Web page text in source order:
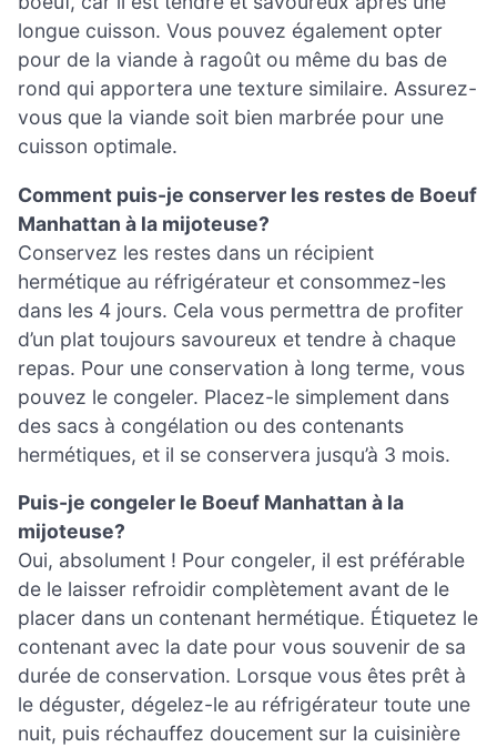
longue cuisson. Vous pouvez également opter
pour de la viande à ragoût ou même du bas de
rond qui apportera une texture similaire. Assurez-
vous que la viande soit bien marbrée pour une
cuisson optimale.
Comment puis-je conserver les restes de Boeuf
Manhattan à la mijoteuse?
Conservez les restes dans un récipient
hermétique au réfrigérateur et consommez-les
dans les 4 jours. Cela vous permettra de profiter
d’un plat toujours savoureux et tendre à chaque
repas. Pour une conservation à long terme, vous
pouvez le congeler. Placez-le simplement dans
des sacs à congélation ou des contenants
hermétiques, et il se conservera jusqu’à 3 mois.
Puis-je congeler le Boeuf Manhattan à la
mijoteuse?
Oui, absolument ! Pour congeler, il est préférable
de le laisser refroidir complètement avant de le
placer dans un contenant hermétique. Étiquetez le
contenant avec la date pour vous souvenir de sa
durée de conservation. Lorsque vous êtes prêt à
le déguster, dégelez-le au réfrigérateur toute une
nuit, puis réchauffez doucement sur la cuisinière